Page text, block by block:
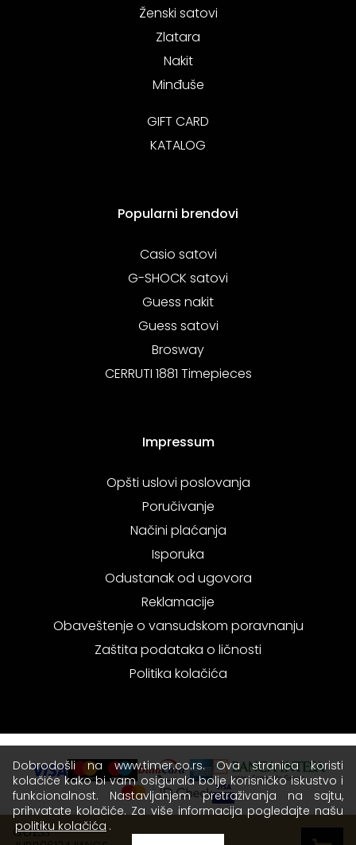
GUESS
Ženski satovi
Zlatara
Nakit
Minđuše
GIFT CARD
KATALOG
Popularni brendovi
Casio satovi
G-SHOCK satovi
Guess nakit
Guess satovi
Brosway
CERRUTI 1881 Timepieces
Impressum
Opšti uslovi poslovanja
Poručivanje
Načini plaćanja
Isporuka
Odustanak od ugovora
Reklamacije
Obaveštenje o vansudskom poravnanju
Zaštita podataka o ličnosti
Politika kolačića
Dobrodošli na www.timer.co.rs. Ova stranica koristi
kolačiće kako bi vam osigurala bolje korisničko iskustvo i
funkcionalnost. Nastavljanjem pretraživanja na sajtu,
prihvatate kolačiće. Za više informacija pogledajte našu
politiku kolačića .